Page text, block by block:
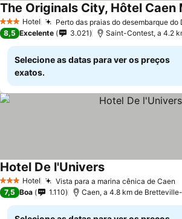
3 EstrelasHotel Perto das praias do desembarque do
The Originals City, Hôtel Caen
8,5 Excelente 3.021 Saint-Contest, a 4.2
Selecione as datas para ver os preços
exatos.
3 EstrelasHotel Vista para a marina cênica de Caen
Hotel De l'Univers
7,5 Boa 1.110 Caen, a 4.8 km de